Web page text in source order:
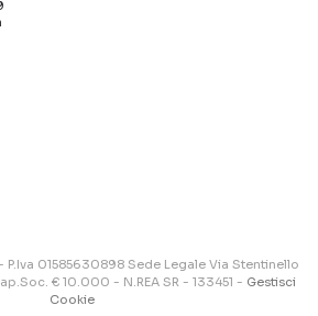
P.Iva 01585630898 Sede Legale Via Stentinello
€ 10.000 - N.REA SR - 133451 - Gestisci
Cookie